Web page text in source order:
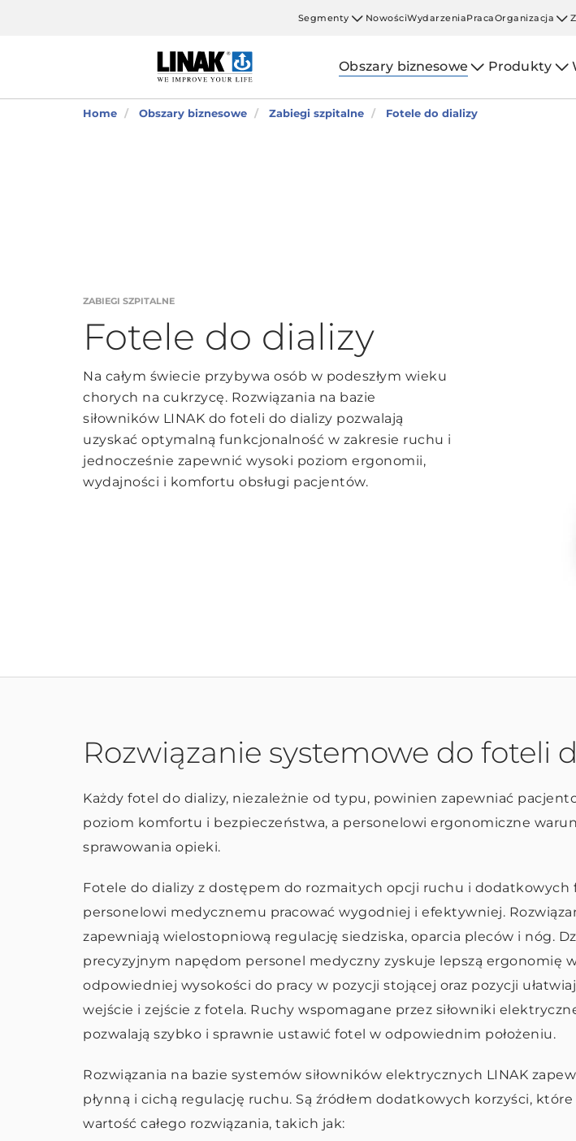
Segmenty NowościWydarzeniaPracaOrganizacja
Obszary biznesowe Produkty
Home Obszary biznesowe Zabiegi szpitalne Fotele do dializy
ZABIEGI SZPITALNE
Fotele do dializy
Na całym świecie przybywa osób w podeszłym wieku
chorych na cukrzycę. Rozwiązania na bazie
siłowników LINAK do foteli do dializy pozwalają
uzyskać optymalną funkcjonalność w zakresie ruchu i
jednocześnie zapewnić wysoki poziom ergonomii,
wydajności i komfortu obsługi pacjentów.
Rozwiązanie systemowe do foteli
Każdy fotel do dializy, niezależnie od typu, powinien zapewniać
poziom komfortu i bezpieczeństwa, a personelowi ergonomiczne
sprawowania opieki.
Fotele do dializy z dostępem do rozmaitych opcji ruchu i dodatkowych
personelowi medycznemu pracować wygodniej i efektywniej.
zapewniają wielostopniową regulację siedziska, oparcia pleców i nóg.
precyzyjnym napędom personel medyczny zyskuje lepszą ergonomię
odpowiedniej wysokości do pracy w pozycji stojącej oraz pozycji
wejście i zejście z fotela. Ruchy wspomagane przez siłowniki
pozwalają szybko i sprawnie ustawić fotel w odpowiednim położeniu.
Rozwiązania na bazie systemów siłowników elektrycznych LINAK
płynną i cichą regulację ruchu. Są źródłem dodatkowych korzyści, które
wartość całego rozwiązania, takich jak: